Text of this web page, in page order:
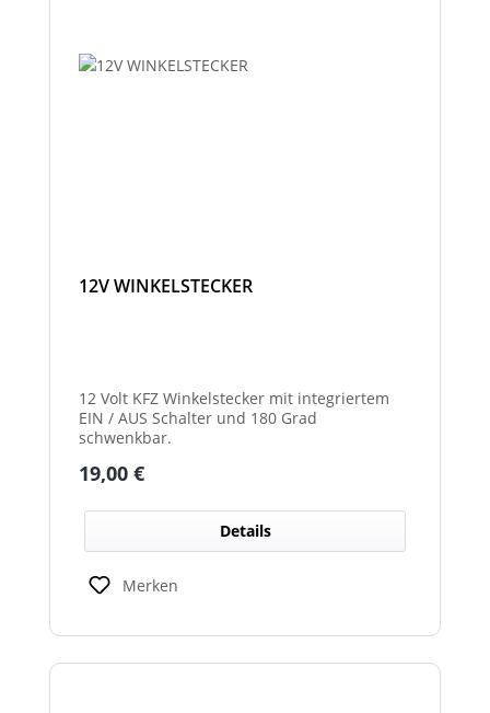
12V WINKELSTECKER
12 Volt KFZ Winkelstecker mit integriertem
EIN / AUS Schalter und 180 Grad
schwenkbar.
Regulärer Preis:
19,00 €
Details
Merken